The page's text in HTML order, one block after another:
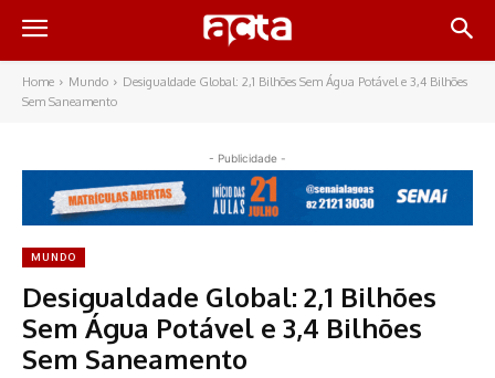
Home Mundo
Desigualdade Global: 2,1 Bilhões Sem Água Potável e 3,4 Bilhões
Sem Saneamento
- Publicidade -
MUNDO
Desigualdade Global: 2,1 Bilhões
Sem Água Potável e 3,4 Bilhões
Sem Saneamento